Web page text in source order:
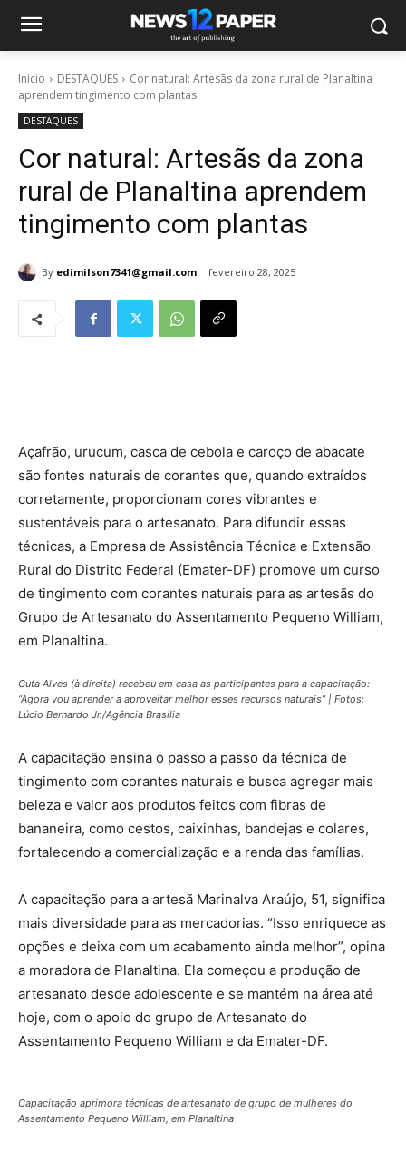
Início DESTAQUES
Cor natural: Artesãs da zona rural de Planaltina
aprendem tingimento com plantas
DESTAQUES
Cor natural: Artesãs da zona
rural de Planaltina aprendem
tingimento com plantas
By edimilson7341@gmail.com fevereiro 28, 2025
Açafrão, urucum, casca de cebola e caroço de abacate
são fontes naturais de corantes que, quando extraídos
corretamente, proporcionam cores vibrantes e
sustentáveis para o artesanato. Para difundir essas
técnicas, a Empresa de Assistência Técnica e Extensão
Rural do Distrito Federal (Emater-DF) promove um curso
de tingimento com corantes naturais para as artesãs do
Grupo de Artesanato do Assentamento Pequeno William,
em Planaltina.
Guta Alves (à direita) recebeu em casa as participantes para a capacitação:
“Agora vou aprender a aproveitar melhor esses recursos naturais” | Fotos:
Lúcio Bernardo Jr./Agência Brasília
A capacitação ensina o passo a passo da técnica de
tingimento com corantes naturais e busca agregar mais
beleza e valor aos produtos feitos com fibras de
bananeira, como cestos, caixinhas, bandejas e colares,
fortalecendo a comercialização e a renda das famílias.
A capacitação para a artesã Marinalva Araújo, 51, significa
mais diversidade para as mercadorias. “Isso enriquece as
opções e deixa com um acabamento ainda melhor”, opina
a moradora de Planaltina. Ela começou a produção de
artesanato desde adolescente e se mantém na área até
hoje, com o apoio do grupo de Artesanato do
Assentamento Pequeno William e da Emater-DF.
Capacitação aprimora técnicas de artesanato de grupo de mulheres do
Assentamento Pequeno William, em Planaltina